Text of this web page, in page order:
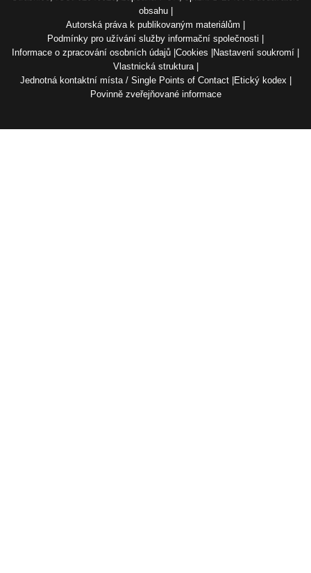
obsahu
Autorská práva k publikovaným materiálům
Podmínky pro užívání služby informační společnosti
Informace o zpracování osobních údajů Cookies
Nastavení soukromí
Vlastnická struktura
Jednotná kontaktní místa / Single Points of Contact
Etický kodex
Povinně zveřejňované informace